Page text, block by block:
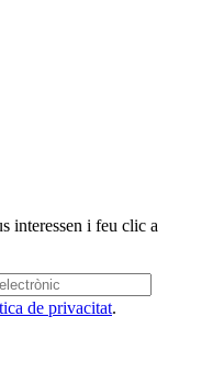
interessen i feu clic a
de privacitat.